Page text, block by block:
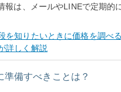
報は、メールやLINEで定期的
を知りたいときに価格を調べ
詳しく解説
準備すべきことは？